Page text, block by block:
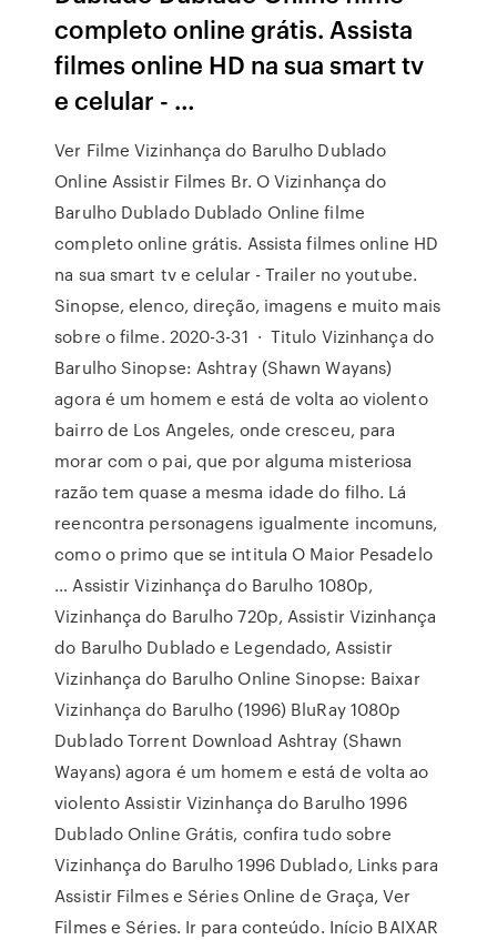
completo online grátis. Assista
filmes online HD na sua smart tv
e celular - …
Ver Filme Vizinhança do Barulho Dublado
Online Assistir Filmes Br. O Vizinhança do
Barulho Dublado Dublado Online filme
completo online grátis. Assista filmes online HD
na sua smart tv e celular - Trailer no youtube.
Sinopse, elenco, direção, imagens e muito mais
sobre o filme. 2020-3-31 · Titulo Vizinhança do
Barulho Sinopse: Ashtray (Shawn Wayans)
agora é um homem e está de volta ao violento
bairro de Los Angeles, onde cresceu, para
morar com o pai, que por alguma misteriosa
razão tem quase a mesma idade do filho. Lá
reencontra personagens igualmente incomuns,
como o primo que se intitula O Maior Pesadelo
… Assistir Vizinhança do Barulho 1080p,
Vizinhança do Barulho 720p, Assistir Vizinhança
do Barulho Dublado e Legendado, Assistir
Vizinhança do Barulho Online Sinopse: Baixar
Vizinhança do Barulho (1996) BluRay 1080p
Dublado Torrent Download Ashtray (Shawn
Wayans) agora é um homem e está de volta ao
violento Assistir Vizinhança do Barulho 1996
Dublado Online Grátis, confira tudo sobre
Vizinhança do Barulho 1996 Dublado, Links para
Assistir Filmes e Séries Online de Graça, Ver
Filmes e Séries. Ir para conteúdo. Início BAIXAR